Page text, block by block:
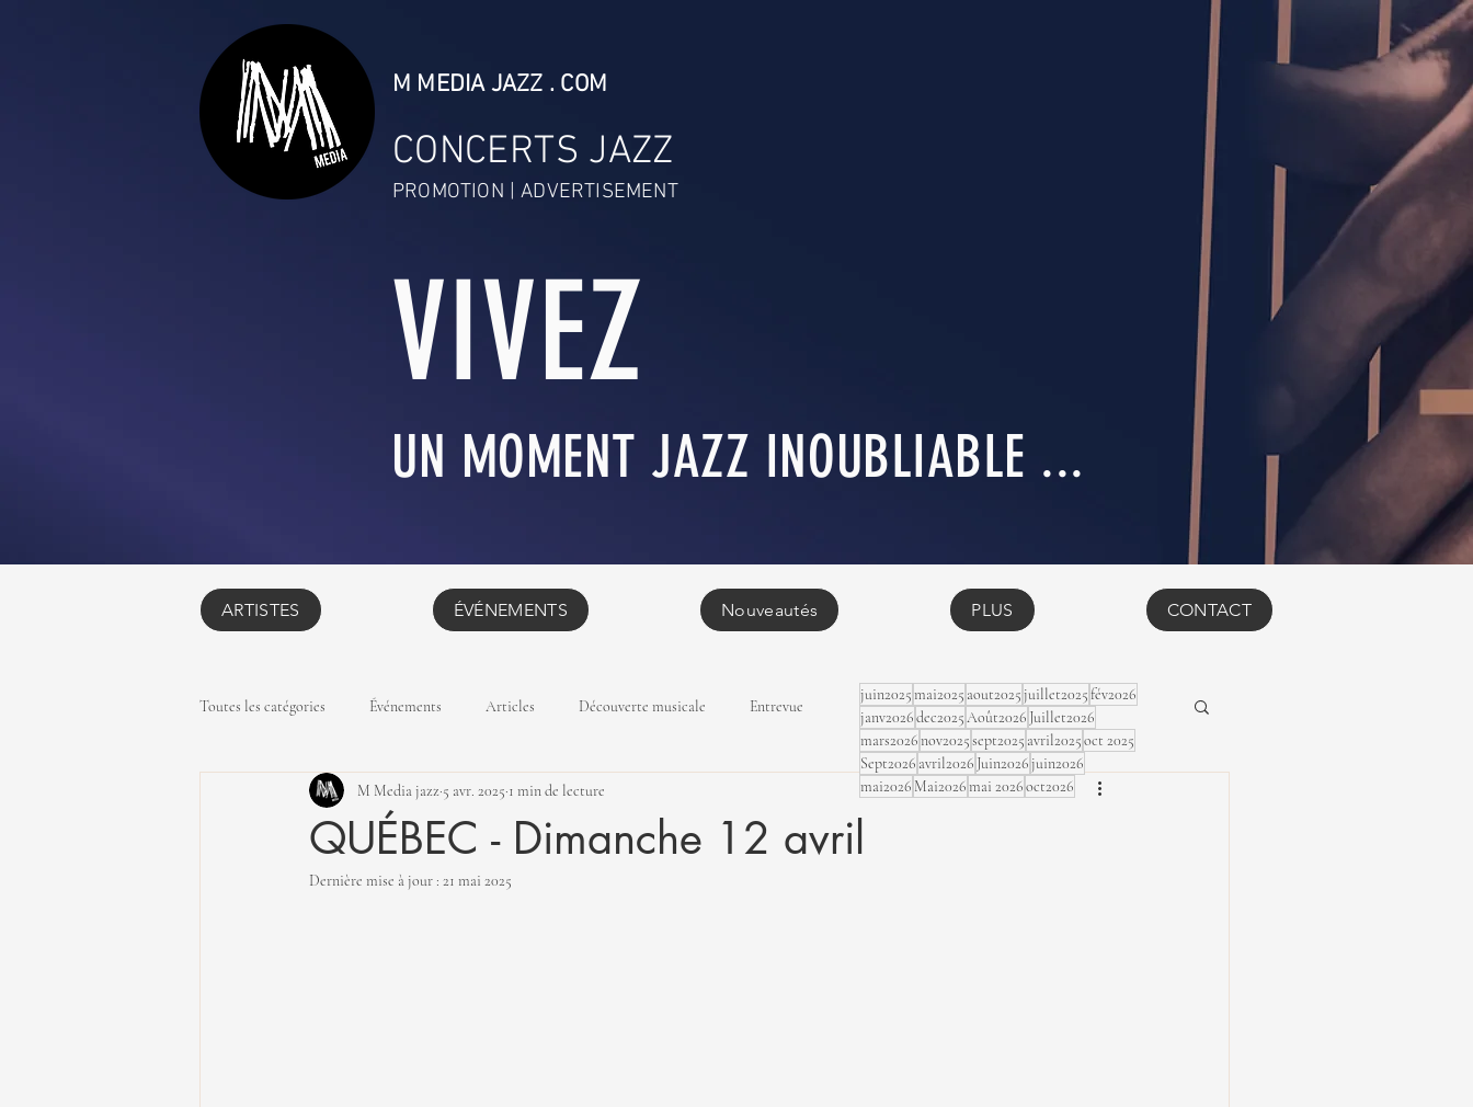
CONCERTS JAZZ
PROMOTION | ADVERTISEMENT
M MEDIA JAZZ . COM
VIVEZ
UN MOMENT JAZZ INOUBLIABLE ...
ARTISTES ÉVÉNEMENTS Nouveautés PLUS CONTACT
Toutes les catégories Événements Articles Découverte musicale Entrevue
QUÉBEC - Dimanche 12 avril
M Media jazz 5 avr. 2025 1 min de lecture
Dernière mise à jour : 21 mai 2025
juin2025mai2025 aout2025juillet2025fév2026
janv2026dec2025Août2026 Juillet2026
mars2026nov2025sept2025 avril2025oct 2025
Sept2026 avril2026 Juin2026juin2026
mai2026 Mai2026mai 2026oct2026